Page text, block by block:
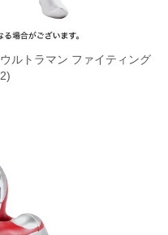
ルトラマン ファイティング